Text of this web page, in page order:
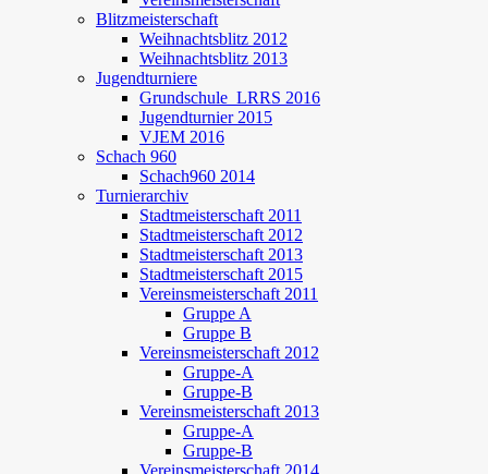
Blitzmeisterschaft
Weihnachtsblitz 2012
Weihnachtsblitz 2013
Jugendturniere
Grundschule_LRRS 2016
Jugendturnier 2015
VJEM 2016
Schach 960
Schach960 2014
Turnierarchiv
Stadtmeisterschaft 2011
Stadtmeisterschaft 2012
Stadtmeisterschaft 2013
Stadtmeisterschaft 2015
Vereinsmeisterschaft 2011
Gruppe A
Gruppe B
Vereinsmeisterschaft 2012
Gruppe-A
Gruppe-B
Vereinsmeisterschaft 2013
Gruppe-A
Gruppe-B
Vereinsmeisterschaft 2014